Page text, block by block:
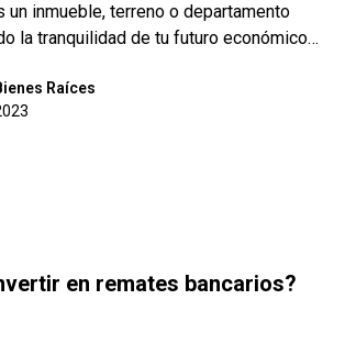
un inmueble, terreno o departamento
la tranquilidad de tu futuro económico,
Raíces
en remates bancarios?